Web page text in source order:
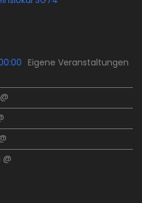
Eigene Veranstaltungen